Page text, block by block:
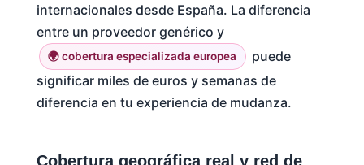
internacionales desde España. La diferencia
entre un proveedor genérico y
🌍 cobertura especializada europea
puede
significar miles de euros y semanas de
diferencia en tu experiencia de mudanza.
Cobertura geográfica real y red de